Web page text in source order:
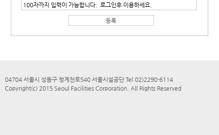
04704 서울시 성동구 청계천로540 서울시설공단 Tel:02)2290-6114
Copyright(c) 2015 Seoul Facilities Corporation. All Rights Reserved